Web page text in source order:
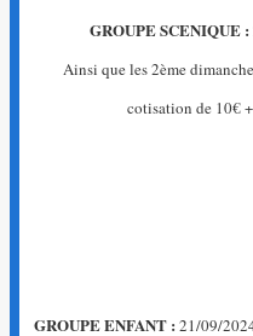
GROUPE SCENIQUE :
Ainsi que les 2ème
cotisation de 10€
GROUPE ENFANT : 21/09/